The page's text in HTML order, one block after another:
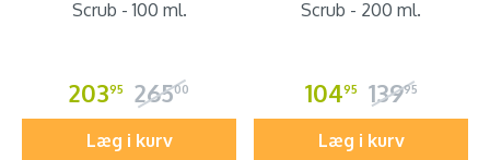
Scrub - 100 ml.
20395 26500
Læg i kurv
Scrub - 200 ml.
10495 13995
Læg i kurv